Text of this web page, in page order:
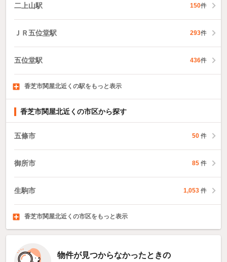
二上山駅 150件
ＪＲ五位堂駅 293件
五位堂駅 436件
近鉄下田駅372件
二上駅218件
関屋駅81件
香芝市関屋北近くの駅をもっと表示
香芝市関屋北近くの市区から探す
五條市 50 件
御所市 85 件
生駒市 1,053 件
葛城市222件
宇陀市46件
山辺郡山添村1件
香芝市関屋北近くの市区をもっと表示
物件が見つからなかったときの